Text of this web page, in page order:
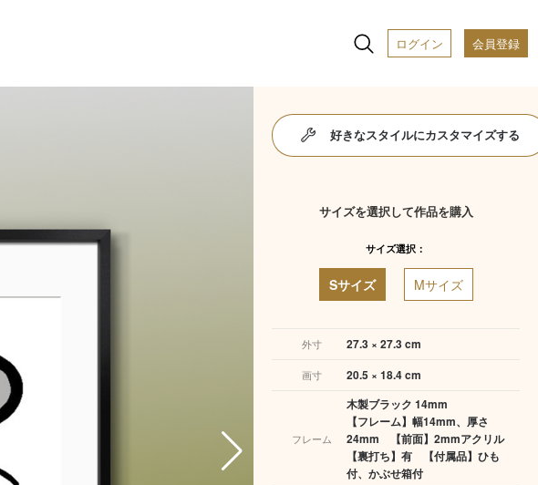
ログイン 会員登録
好きなスタイルにカスタマイズする
サイズを選択して作品を購入
サイズ選択：
Sサイズ Mサイズ
外寸 27.3 × 27.3 cm
画寸 20.5 × 18.4 cm
フレーム
木製ブラック 14mm
【フレーム】幅14mm、厚さ
24mm 【前面】2mmアクリル
【裏打ち】有 【付属品】ひも
付、かぶせ箱付